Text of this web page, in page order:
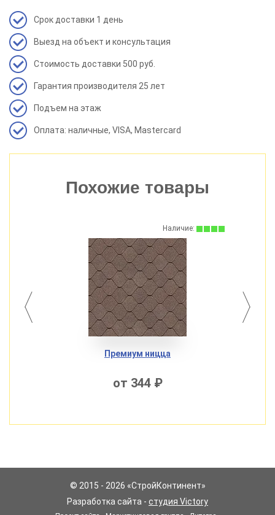
14шт выведено)
Премиум dragon (мускат 2,38м2 1000мм 14шт
выведено)
Премиум dragon (слива 2,38м2 1000мм 14шт )
Премиум dragon (халва 2,38м2 1000мм 14шт )
Премиум dragon (ежевика 2,38м2 1000мм
14шт )
Срок доставки 1 день
Выезд на объект и консультация
Стоимость доставки 500 руб.
Гарантия производителя 25 лет
Подъем на этаж
Оплата: наличные, VISA, Mastercard
Похожие товары
Наличие:
Премиум ницца
от 344 ₽
© 2015 - 2026 «СтройКонтинент»
Разработка сайта - студия Victory